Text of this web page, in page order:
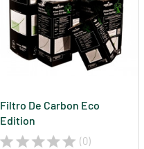
Filtro De Carbon Eco
Edition
(0)